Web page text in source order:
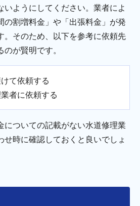
いようにしてください。業者によ
の割増料金」や「出張料金」が発
。そのため、以下を参考に依頼先
が賢明です。
て依頼する
者に依頼する
についての記載がない水道修理業
時に確認しておくと良いでしょ